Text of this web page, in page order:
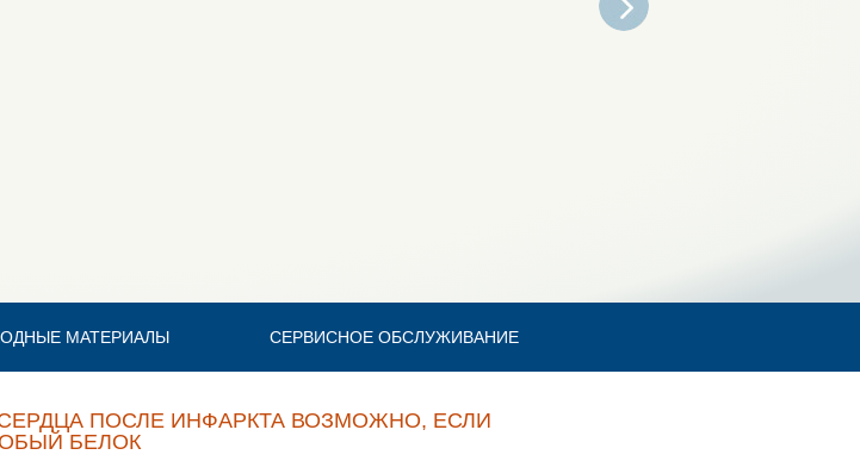
МАТЕРИАЛЫ СЕРВИСНОЕ ОБСЛУЖИВАНИЕ
ПОСЛЕ ИНФАРКТА ВОЗМОЖНО, ЕСЛИ
БЕЛОК